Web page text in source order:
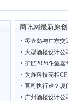
商讯网最新原创
零壹岛与广东交
大型酒楼设计公
护航2026斗鱼
为旌科技亮相
官司执行难？厦
广州酒楼设计公